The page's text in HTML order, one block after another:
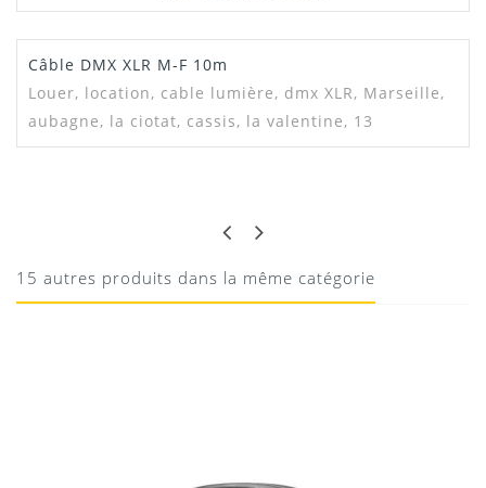
Câble DMX XLR M-F 10m
Louer, location, cable lumière, dmx XLR, Marseille,
aubagne, la ciotat, cassis, la valentine, 13
10/08/2020
15 autres produits dans la même catégorie